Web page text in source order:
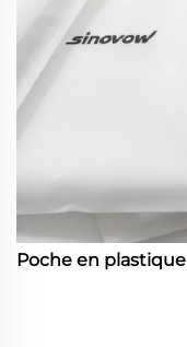
Poche en plastique